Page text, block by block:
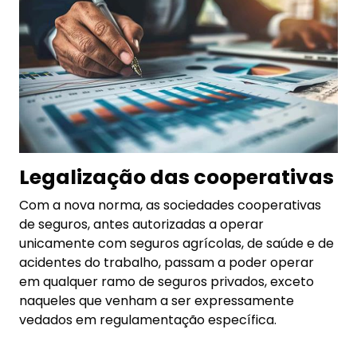
Legalização das cooperativas
Com a nova norma, as sociedades cooperativas
de seguros, antes autorizadas a operar
unicamente com seguros agrícolas, de saúde e de
acidentes do trabalho, passam a poder operar
em qualquer ramo de seguros privados, exceto
naqueles que venham a ser expressamente
vedados em regulamentação específica.